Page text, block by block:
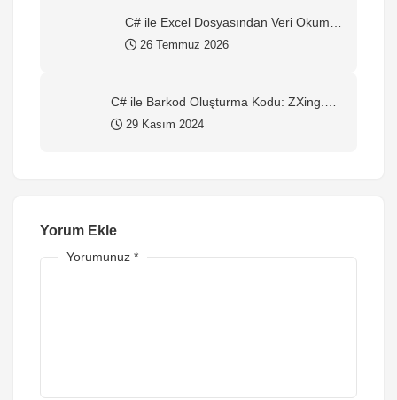
C# ile Excel Dosyasından Veri Okuma
ve Yazma
26 Temmuz 2026
C# ile Barkod Oluşturma Kodu: ZXing.Net
ile Adım Adım Rehber
29 Kasım 2024
Yorum Ekle
Yorumunuz *